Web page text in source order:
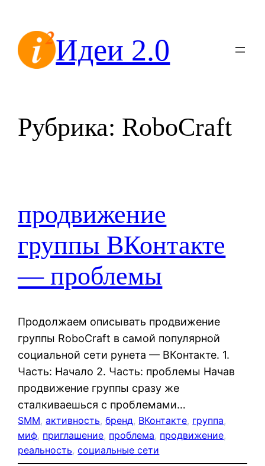
содержимомуИдеи 2.0
Рубрика: RoboCraft
продвижение
группы ВКонтакте
— проблемы
Продолжаем описывать продвижение
группы RoboCraft в самой популярной
социальной сети рунета — ВКонтакте. 1.
Часть: Начало 2. Часть: проблемы Начав
продвижение группы сразу же
сталкиваешься с проблемами…
SMM, активность, бренд, ВКонтакте, группа
миф, приглашение, проблема, продвижение
реальность, социальные сети